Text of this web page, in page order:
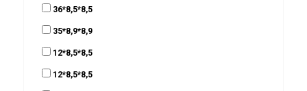
36*8,5*8,5
35*8,9*8,9
12*8,5*8,5
12*8,5*8,5